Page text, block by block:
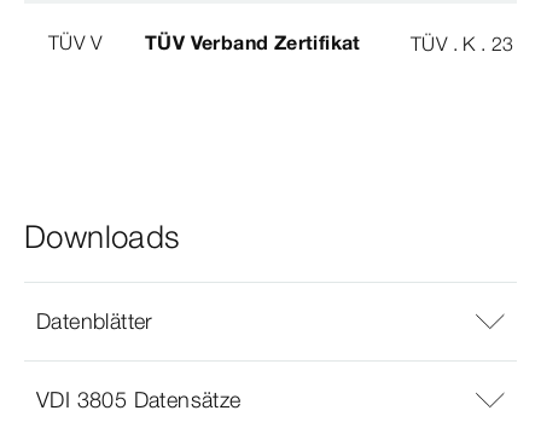
TÜV V TÜV Verband Zertifikat TÜV . K . 23 -
Downloads
Datenblätter
VDI 3805 Datensätze